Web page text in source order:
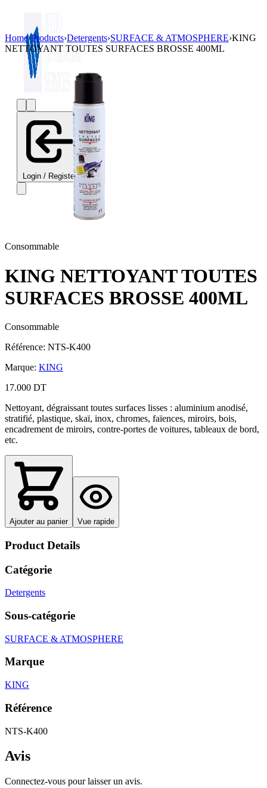
Login / Register
Home›Products›Detergents›SURFACE & ATMOSPHERE›KING
NETTOYANT TOUTES SURFACES BROSSE 400ML
Consommable
KING NETTOYANT TOUTES
SURFACES BROSSE 400ML
Consommable
Référence: NTS-K400
Marque: KING
17.000 DT
Nettoyant, dégraissant toutes surfaces lisses : aluminium anodisé,
stratifié, plastique, skaï, inox, chromes, faïences, miroirs, bois,
encadrement de miroirs, contre-portes de voitures, tableaux de bord,
etc.
Ajouter au panier Vue rapide
Product Details
Catégorie
Detergents
Sous-catégorie
SURFACE & ATMOSPHERE
Marque
KING
Référence
NTS-K400
Avis
Connectez-vous pour laisser un avis.